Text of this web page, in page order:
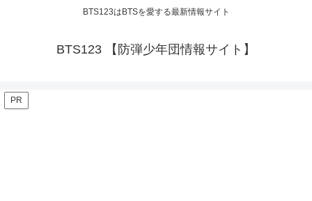
BTS123はBTSを愛する最新情報サイト
BTS123 【防弾少年団情報サイト】
PR